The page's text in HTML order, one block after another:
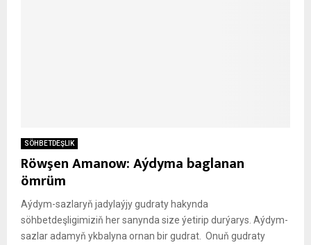
SÖHBETDEŞLIK
Röwşen Amanow: Aýdyma baglanan
ömrüm
Aýdym-sazlaryň jadylaýjy gudraty hakynda
söhbetdeşligimiziň her sanynda size ýetirip durýarys. Aýdym-
sazlar adamyň ykbalyna ornan bir gudrat. Onuň gudraty